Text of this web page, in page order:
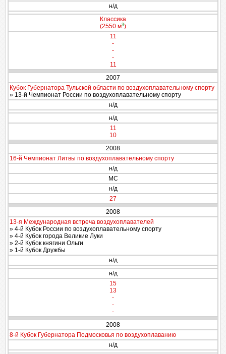
н/д
Классика
(2550 м3)
11
-
-
-
11
2007
Кубок Губернатора Тульской области по воздухоплавательному спорту
» 13-й Чемпионат России по воздухоплавательному спорту
н/д
н/д
11
10
2008
16-й Чемпионат Литвы по воздухоплавательному спорту
н/д
МС
н/д
27
2008
13-я Международная встреча воздухоплавателей
» 4-й Кубок России по воздухоплавательному спорту
» 4-й Кубок города Великие Луки
» 2-й Кубок княгини Ольги
» 1-й Кубок Дружбы
н/д
н/д
15
13
-
-
-
2008
8-й Кубок Губернатора Подмосковья по воздухоплаванию
н/д